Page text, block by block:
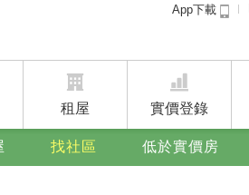
App下載
租屋 實價登錄
找社區 低於實價房